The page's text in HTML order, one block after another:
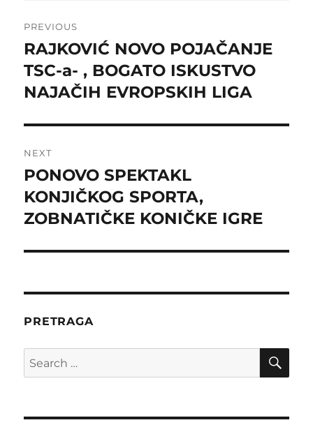
navigation
PREVIOUS
Previous
post:
RAJKOVIĆ NOVO POJAČANJE
TSC-a- , BOGATO ISKUSTVO
NAJAČIH EVROPSKIH LIGA
NEXT
Next
post:
PONOVO SPEKTAKL
KONJIČKOG SPORTA,
ZOBNATIČKE KONIČKE IGRE
PRETRAGA
Search
for: